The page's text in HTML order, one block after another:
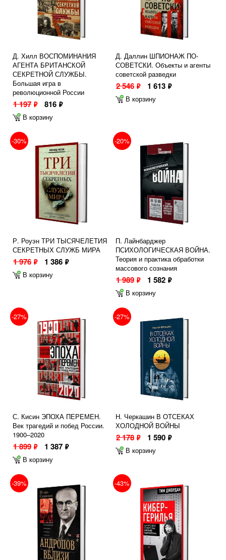
Д. Хилл ВОСПОМИНАНИЯ
АГЕНТА БРИТАНСКОЙ
СЕКРЕТНОЙ СЛУЖБЫ.
Большая игра в
революционной России
1 197 ф 816 ф
В корзину
Д. Даллин ШПИОНАЖ ПО-
СОВЕТСКИ. Объекты и агенты
советской разведки
2 546 ф 1 613 ф
В корзину
-30%
Р. Роуэн ТРИ ТЫСЯЧЕЛЕТИЯ
СЕКРЕТНЫХ СЛУЖБ МИРА
1 976 ф 1 386 ф
В корзину
-20%
П. Лайнбарджер
ПСИХОЛОГИЧЕСКАЯ ВОЙНА.
Теория и практика обработки
массового сознания
1 989 ф 1 582 ф
В корзину
-27%
С. Кисин ЭПОХА ПЕРЕМЕН.
Век трагедий и побед России.
1900–2020
1 899 ф 1 387 ф
В корзину
-27%
Н. Черкашин В ОТСЕКАХ
ХОЛОДНОЙ ВОЙНЫ
2 178 ф 1 590 ф
В корзину
-39% -43%